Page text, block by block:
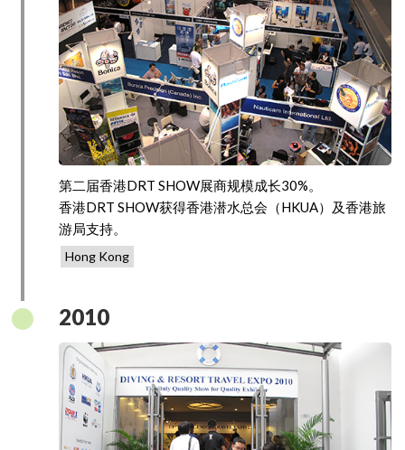
第二届香港DRT SHOW展商规模成长30%。
香港DRT SHOW获得香港潜水总会（HKUA）及香港旅
游局支持。
Hong Kong
2010